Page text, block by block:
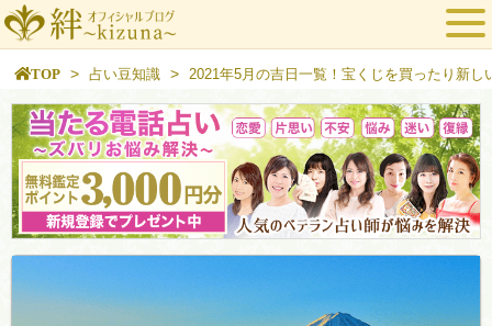
TOP > 占い豆知識 > 2021年5月の吉日一覧！宝くじを買ったり新